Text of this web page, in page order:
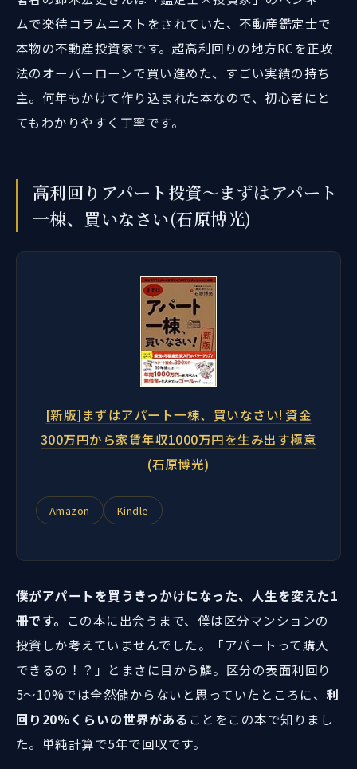
ムで楽待コラムニストをされていた、不動産鑑定士で
本物の不動産投資家です。超高利回りの地方RCを正攻
法のオーバーローンで買い進めた、すごい実績の持ち
主。何年もかけて作り込まれた本なので、初心者にと
てもわかりやすく丁寧です。
高利回りアパート投資～まずはアパート
一棟、買いなさい(石原博光)
[新版]まずはアパート一棟、買いなさい! 資金
300万円から家賃年収1000万円を生み出す極意
(石原博光)
Amazon Kindle
僕がアパートを買うきっかけになった、人生を変えた1
冊です。
この本に出会うまで、僕は区分マンションの
投資しか考えていませんでした。「アパートって購入
できるの！？」とまさに目から鱗。区分の表面利回り
5〜10%では全然儲からないと思っていたところに、 利
回り20%くらいの世界がある ことをこの本で知りまし
た。単純計算で5年で回収です。